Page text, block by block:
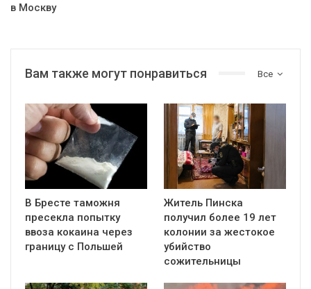
в Москву
Все
Вам также могут понравиться
В Бресте таможня
пресекла попытку
ввоза кокаина через
границу с Польшей
Житель Пинска
получил более 19 лет
колонии за жестокое
убийство
сожительницы